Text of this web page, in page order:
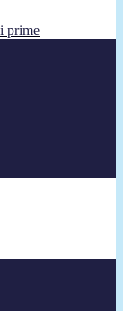
prime